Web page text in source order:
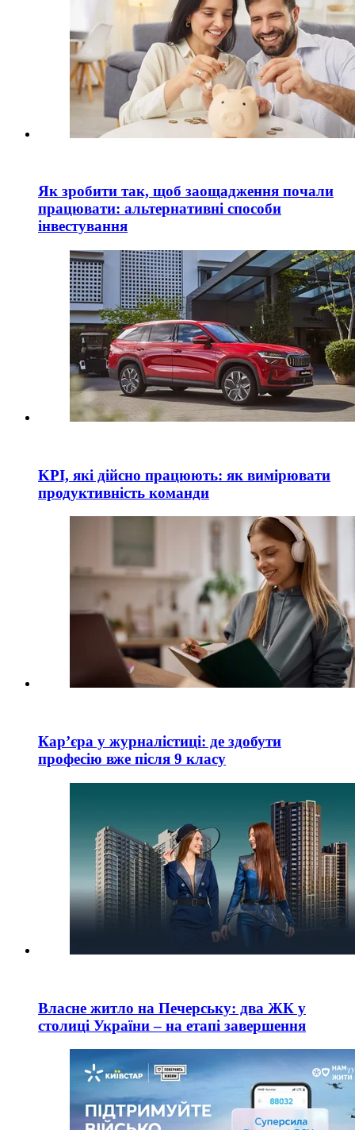
Як зробити так, щоб заощадження почали
працювати: альтернативні способи
інвестування
KPI, які дійсно працюють: як вимірювати
продуктивність команди
Кар’єра у журналістиці: де здобути
професію вже після 9 класу
Власне житло на Печерську: два ЖК у
столиці України – на етапі завершення